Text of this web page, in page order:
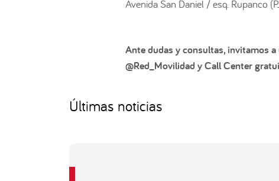
Avenida San Daniel / esq. Rupanco
Ante dudas y consultas, invitamos
@Red_Movilidad y Call Center
Últimas noticias